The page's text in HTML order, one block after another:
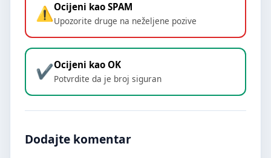
Ocijeni kao SPAM
Upozorite druge na neželjene pozive
Ocijeni kao OK
Potvrdite da je broj siguran
Dodajte komentar